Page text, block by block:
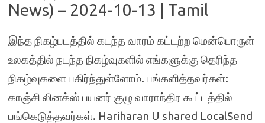
News) – 2024-10-13 | Tamil
இந்த நிகழ்படத்தில் கடந்த வாரம் கட்டற்ற மென்பொருள்
உலகத்தில் நடந்த நிகழ்வுகளில் எங்களுக்கு தெரிந்த
நிகழ்வுகளை பகிர்ந்துள்ளோம். பங்களித்தவர்கள்:
காஞ்சி லினக்ஸ் பயனர் குழு வாராந்திர கூட்டத்தில்
பங்கெடுத்தவர்கள். Hariharan U shared LocalSend